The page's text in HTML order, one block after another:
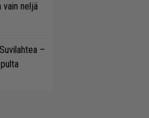
vain neljä
–